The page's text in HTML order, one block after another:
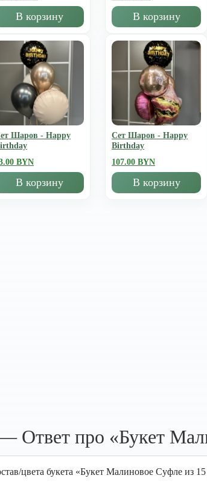
В корзину В корзину
Шаров - Happy
BYN
В корзину
Сет Шаров - Happy
Birthday
107.00 BYN
В корзину
Ответ про «Букет
цвета букета «Букет Малиновое Суфле из